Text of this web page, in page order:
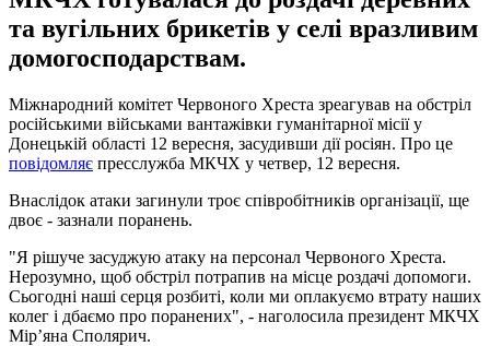
та вугільних брикетів у селі вразливим
домогосподарствам.
Міжнародний комітет Червоного Хреста зреагував на обстріл
російськими військами вантажівки гуманітарної місії у
Донецькій області 12 вересня, засудивши дії росіян. Про це
повідомляє пресслужба МКЧХ у четвер, 12 вересня.
Внаслідок атаки загинули троє співробітників організації, ще
двоє - зазнали поранень.
"Я рішуче засуджую атаку на персонал Червоного Хреста.
Нерозумно, щоб обстріл потрапив на місце роздачі допомоги.
Сьогодні наші серця розбиті, коли ми оплакуємо втрату наших
колег і дбаємо про поранених", - наголосила президент МКЧХ
Мір’яна Сполярич.